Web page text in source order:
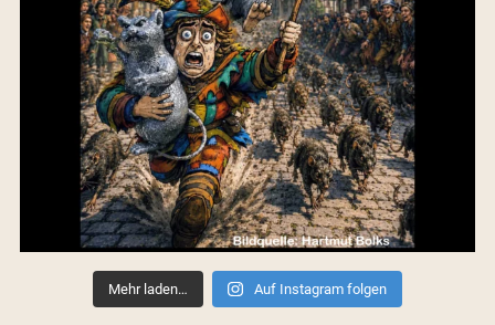
Mehr laden… Auf Instagram folgen